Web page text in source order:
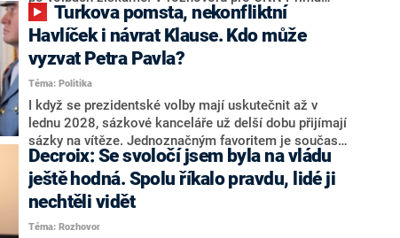
NEWS.
NEWS to řekl zakladatel hnutí a jihočeský hejtman
Martin Kuba. Konkrétní nebyl, ale získat by takto mohl
například senátora Zdeňka Hrabu, který je dnes
součástí klubu ODS a TOP 09. Hraba to na dotaz
redakce nevyloučil. Předseda klubu senátorů ODS
Zdeněk Nytra redakci řekl, že počítá s odchodem
některých senátorů z klubu a že Naše Česko není
nepřítel, ale soupeř.
Havlíček i návrat Klause. Kdo může
vyzvat Petra Pavla?
Téma: Politika
I když se prezidentské volby mají uskutečnit až v
lednu 2028, sázkové kanceláře už delší dobu přijímají
sázky na vítěze. Jednoznačným favoritem je současná
hlava státu Petr Pavel. Daleko za ním pak bookmakeři
zmiňují dva výrazné politiky ANO, tedy premiéra
Andreje Babiše a ministra průmyslu Karla Havlíčka.
Oblíbeným tipem samotných sázkařů je poslanec za
Motoristy Filip Turek. Politolog Jan Kubáček nicméně
Decroix: Se svoločí jsem byla na vládu
ještě hodná. Spolu říkalo pravdu, lidé ji
nechtěli vidět
Téma: Rozhovor